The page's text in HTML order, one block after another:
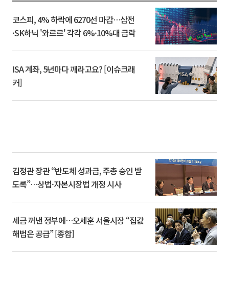
코스피, 4% 하락에 6270선 마감…삼전
·SK하닉 '와르르' 각각 6%·10%대 급락
ISA 계좌, 5년마다 깨라고요? [이슈크래
커]
김정관 장관 “반도체 성과급, 주총 승인 받
도록”…상법·자본시장법 개정 시사
세금 꺼낸 정부에…오세훈 서울시장 “집값
해법은 공급” [종합]